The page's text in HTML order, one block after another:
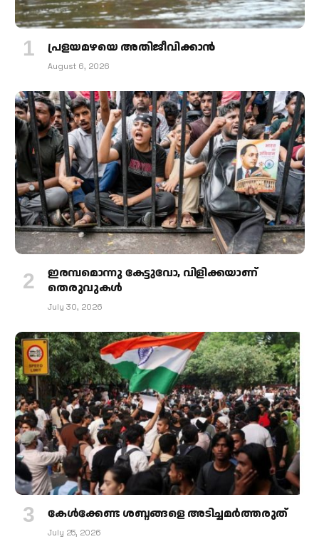
പ്രളയമഴയെ അതിജീവിക്കാന്‍
August 6, 2026
ഇരമ്പമൊന്നു കേട്ടുവോ, വിളിക്കയാണ്
തെരുവുകള്‍
July 30, 2026
കേള്‍ക്കേണ്ട ശബ്ദങ്ങളെ അടിച്ചമര്‍ത്തരുത്
July 25, 2026